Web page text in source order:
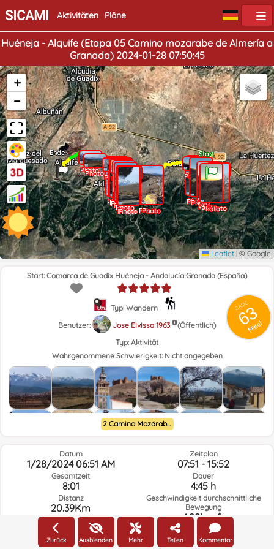
SICAMI Aktivitäten Pläne
Huéneja - Alquife (Etapa 05 Camino mozarabe de Almería a
Granada) 2024-01-28 07:50:45
Start
Ende
Photo
Photo
Photo
Photo
Photo
Photo
Photo
Photo
Photo
Photo
Photo
Photo
Photo
Photo
Photo
Photo
Photo
Photo
Photo
Photo
Photo
Photo
Photo
Photo
Photo
Photo
+
−
Leaflet | © Google
GRSIC
63
Mittel
Start: Comarca de Guadix Huéneja - Andalucía Granada (España)
Typ: Wandern
Benutzer:
Jose Eivissa 1963
(Öffentlich)
Typ: Aktivität
Wahrgenommene Schwierigkeit: Nicht angegeben
2 Camino Mozárabe de Almería a Granada
Datum
1/28/2024 06:51 AM
Gesamtzeit
8:01
Distanz
20.39Km
Anstieg
327.1m
Zeitplan
07:51 - 15:52
Dauer
4:45 h
Geschwindigkeit durchschnittliche
Bewegung
4.29km/h
Abstieg
273.3m
Zurück Ausblenden Mehr Teilen Kommentar